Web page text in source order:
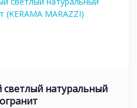
светлый натуральный